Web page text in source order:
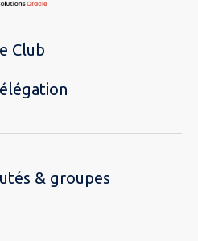
Club
& groupes